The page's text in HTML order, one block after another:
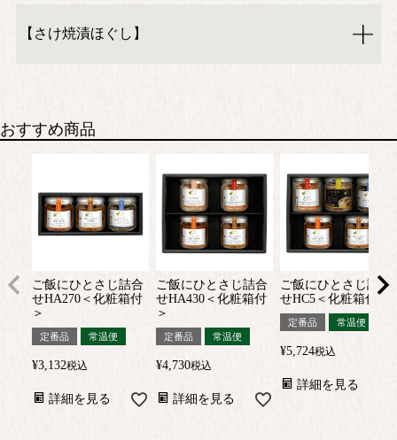
【さけ焼漬ほぐし】
おすすめ商品
ご飯にひとさじ詰合
せHA270＜化粧箱付
＞
定番品 常温便
¥3,132税込
詳細を見る
ご飯にひとさじ詰合
せHA430＜化粧箱付
＞
定番品 常温便
¥4,730税込
詳細を見る
ご飯にひとさじ詰合
せHC5＜化粧箱付＞
定番品 常温便
¥5,724税込
詳細を見る